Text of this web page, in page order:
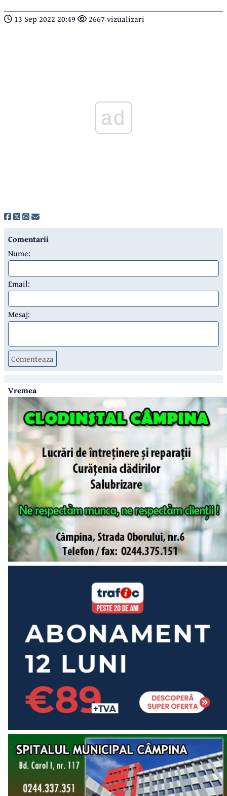
13 Sep 2022 20:49 2667 vizualizari
ad
Comentarii
Nume:
Email:
Mesaj:
Comenteaza
Vremea